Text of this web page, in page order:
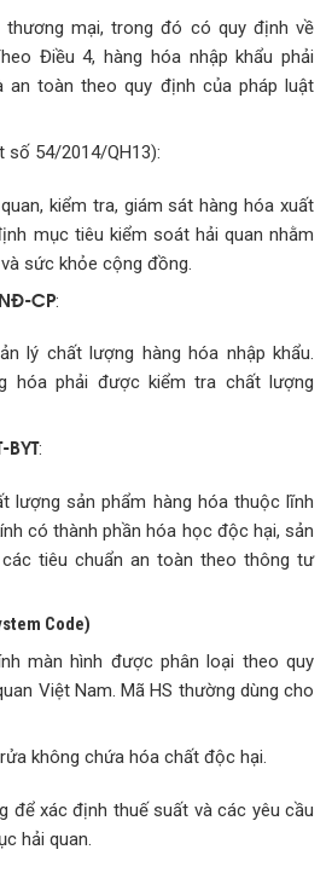
thương mại, trong đó có quy định về
Điều 4, hàng hóa nhập khẩu phải
an toàn theo quy định của pháp luật
số 54/2014/QH13):
kiểm tra, giám sát hàng hóa xuất
mục tiêu kiểm soát hải quan nhằm
sức khỏe cộng đồng.
CP:
lý chất lượng hàng hóa nhập khẩu.
hóa phải được kiểm tra chất lượng
:
lượng sản phẩm hàng hóa thuộc lĩnh
có thành phần hóa học độc hại, sản
tiêu chuẩn an toàn theo thông tư
Code)
màn hình được phân loại theo quy
Việt Nam. Mã HS thường dùng cho
không chứa hóa chất độc hại.
để xác định thuế suất và các yêu cầu
hải quan.